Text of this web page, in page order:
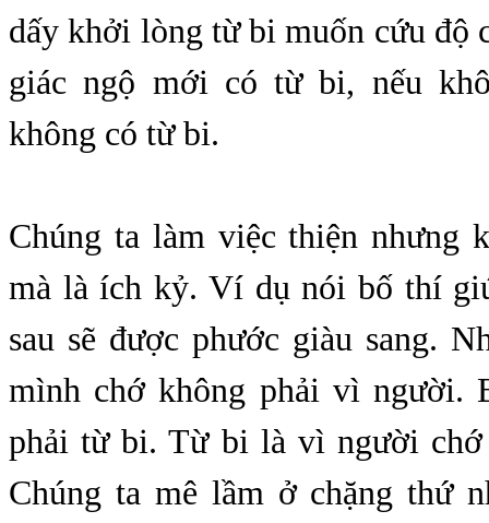
dấy khởi lòng từ bi muốn cứu độ
giác ngộ mới có từ bi, nếu
không có từ bi.
Chúng ta làm việc thiện nhưng
mà là ích kỷ. Ví dụ nói bố thí
sau sẽ được phước giàu sang.
mình chớ không phải vì người.
phải từ bi. Từ bi là vì người
Chúng ta mê lầm ở chặng thứ